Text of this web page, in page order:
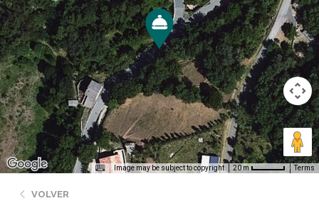
Image may be subject to copyright 20 m Terms
VOLVER